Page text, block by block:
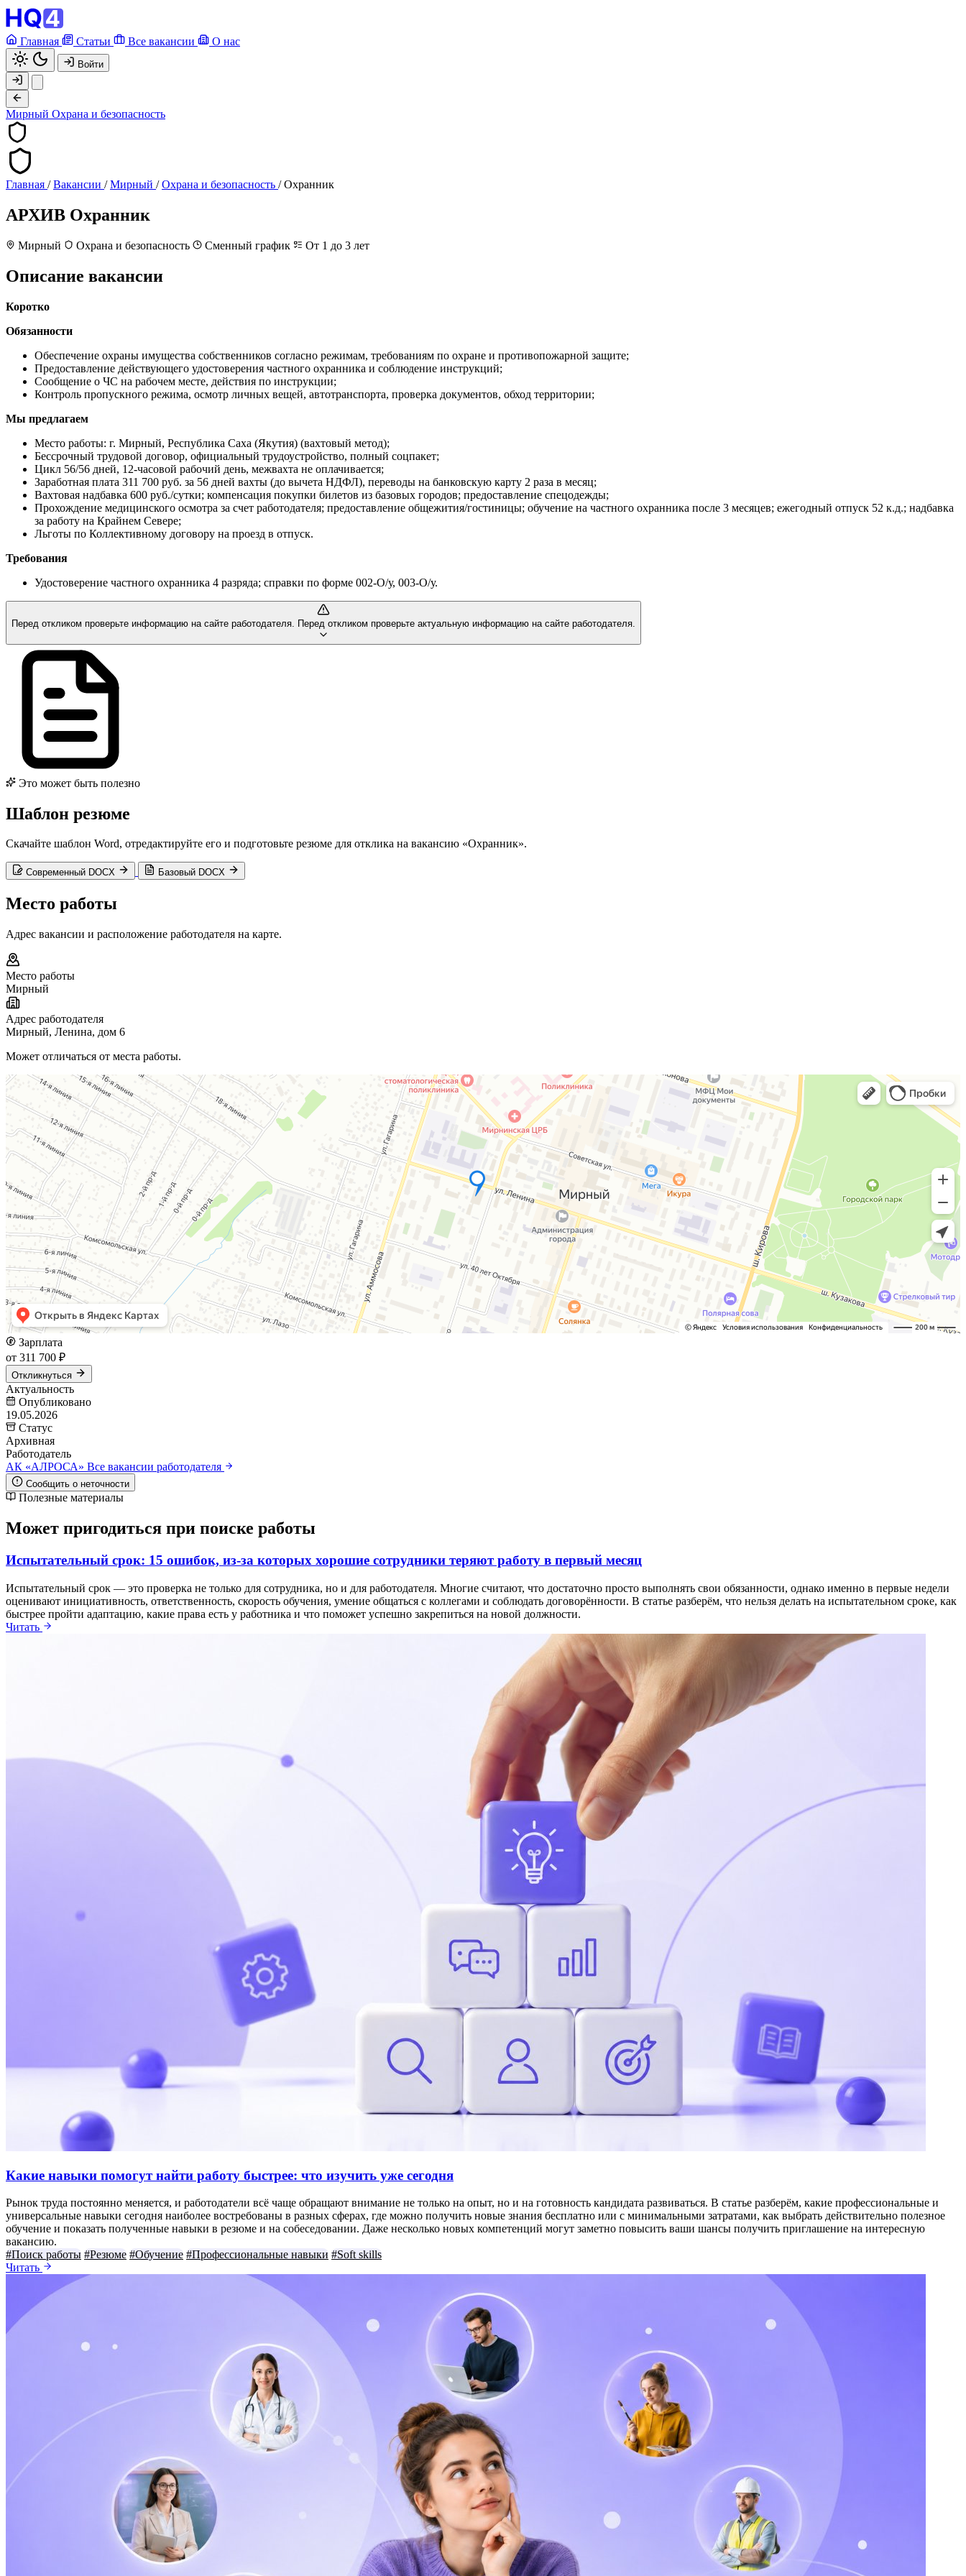
Главная Статьи Все вакансии О нас
Войти
Мирный Охрана и безопасность
Главная / Вакансии / Мирный / Охрана и безопасность / Охранник
АРХИВ Охранник
Мирный Охрана и безопасность Сменный график От 1 до 3 лет
Описание вакансии
Коротко
Обязанности
Обеспечение охраны имущества собственников согласно режимам, требованиям по охране и противопожарной защите;
Предоставление действующего удостоверения частного охранника и соблюдение инструкций;
Сообщение о ЧС на рабочем месте, действия по инструкции;
Контроль пропускного режима, осмотр личных вещей, автотранспорта, проверка документов, обход территории;
Мы предлагаем
Место работы: г. Мирный, Республика Саха (Якутия) (вахтовый метод);
Бессрочный трудовой договор, официальный трудоустройство, полный соцпакет;
Цикл 56/56 дней, 12-часовой рабочий день, межвахта не оплачивается;
Заработная плата 311 700 руб. за 56 дней вахты (до вычета НДФЛ), переводы на банковскую карту 2 раза в месяц;
Вахтовая надбавка 600 руб./сутки; компенсация покупки билетов из базовых городов; предоставление спецодежды;
Прохождение медицинского осмотра за счет работодателя; предоставление общежития/гостиницы; обучение на частного охранника после 3 месяцев; ежегодный отпуск 52 к.д.; надбавка
за работу на Крайнем Севере;
Льготы по Коллективному договору на проезд в отпуск.
Требования
Удостоверение частного охранника 4 разряда; справки по форме 002-О/у, 003-О/у.
Перед откликом проверьте информацию на сайте работодателя. Перед откликом проверьте актуальную информацию на сайте работодателя.
Это может быть полезно
Шаблон резюме
Скачайте шаблон Word, отредактируйте его и подготовьте резюме для отклика на вакансию «Охранник».
Современный DOCX Базовый DOCX
Место работы
Адрес вакансии и расположение работодателя на карте.
Место работы
Мирный
Адрес работодателя
Мирный, Ленина, дом 6
Может отличаться от места работы.
Зарплата
от 311 700 ₽
Откликнуться
Актуальность
Опубликовано
19.05.2026
Статус
Архивная
Работодатель
АК «АЛРОСА» Все вакансии работодателя
Сообщить о неточности
Полезные материалы
Может пригодиться при поиске работы
Испытательный срок: 15 ошибок, из-за которых хорошие сотрудники теряют работу в первый месяц
Испытательный срок — это проверка не только для сотрудника, но и для работодателя. Многие считают, что достаточно просто выполнять свои обязанности, однако именно в первые недели
оценивают инициативность, ответственность, скорость обучения, умение общаться с коллегами и соблюдать договорённости. В статье разберём, что нельзя делать на испытательном сроке, как
быстрее пройти адаптацию, какие права есть у работника и что поможет успешно закрепиться на новой должности.
Читать
Какие навыки помогут найти работу быстрее: что изучить уже сегодня
Рынок труда постоянно меняется, и работодатели всё чаще обращают внимание не только на опыт, но и на готовность кандидата развиваться. В статье разберём, какие профессиональные и
универсальные навыки сегодня наиболее востребованы в разных сферах, где можно получить новые знания бесплатно или с минимальными затратами, как выбрать действительно полезное
обучение и показать полученные навыки в резюме и на собеседовании. Даже несколько новых компетенций могут заметно повысить ваши шансы получить приглашение на интересную
вакансию.
#Поиск работы #Резюме #Обучение #Профессиональные навыки #Soft skills
Читать